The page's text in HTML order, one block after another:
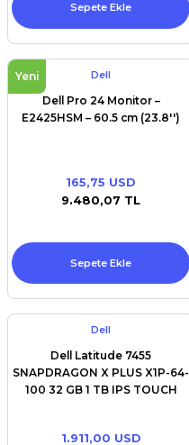
Sepete Ekle
Yeni Dell
Dell Pro 24 Monitor –
E2425HSM – 60.5 cm (23.8'')
165,75 USD
9.480,07 TL
Sepete Ekle
Dell
Dell Latitude 7455
SNAPDRAGON X PLUS X1P-64-
100 32 GB 1 TB IPS TOUCH
1.911,00 USD